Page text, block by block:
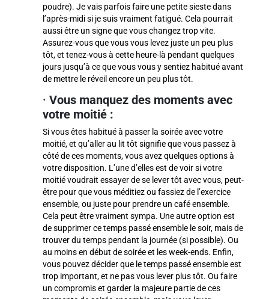
poudre). Je vais parfois faire une petite sieste dans
l’après-midi si je suis vraiment fatigué. Cela pourrait
aussi être un signe que vous changez trop vite.
Assurez-vous que vous vous levez juste un peu plus
tôt, et tenez-vous à cette heure-là pendant quelques
jours jusqu’à ce que vous vous y sentiez habitué avant
de mettre le réveil encore un peu plus tôt.
· Vous manquez des moments avec
votre moitié :
Si vous êtes habitué à passer la soirée avec votre
moitié, et qu’aller au lit tôt signifie que vous passez à
côté de ces moments, vous avez quelques options à
votre disposition. L’une d’elles est de voir si votre
moitié voudrait essayer de se lever tôt avec vous, peut-
être pour que vous méditiez ou fassiez de l’exercice
ensemble, ou juste pour prendre un café ensemble.
Cela peut être vraiment sympa. Une autre option est
de supprimer ce temps passé ensemble le soir, mais de
trouver du temps pendant la journée (si possible). Ou
au moins en début de soirée et les week-ends. Enfin,
vous pouvez décider que le temps passé ensemble est
trop important, et ne pas vous lever plus tôt. Ou faire
un compromis et garder la majeure partie de ces